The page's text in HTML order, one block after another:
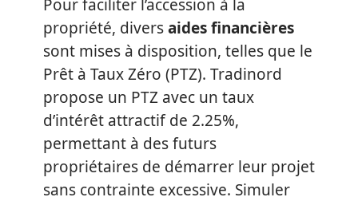
Pour faciliter l’accession à la
propriété, diversaides financières
sont mises à disposition, telles que le
Prêt à Taux Zéro (PTZ). Tradinord
propose un PTZ avec un taux
d’intérêt attractif de 2.25%,
permettant à des futurs
propriétaires de démarrer leur projet
sans contrainte excessive. Simuler